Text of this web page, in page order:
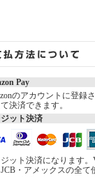
Pay
のアカウントに登録
決済できます。
ット決済
ット決済になります
JCB・アメックスの全て